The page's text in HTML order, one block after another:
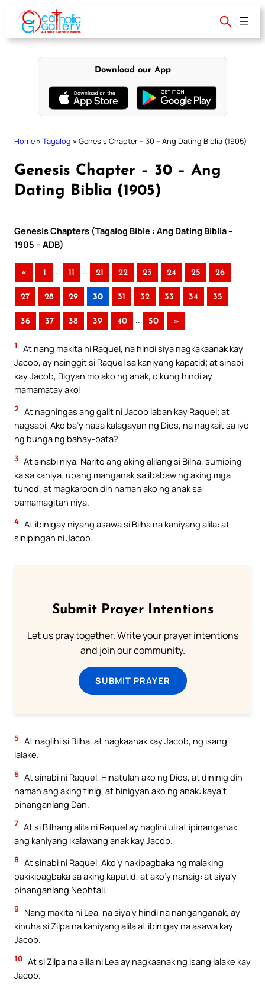
content
Download our App
Home » Tagalog » Genesis Chapter – 30 – Ang Dating Biblia (1905)
Genesis Chapter – 30 – Ang
Dating Biblia (1905)
Genesis Chapters (Tagalog Bible : Ang Dating Biblia –
1905 – ADB)
« 1 .. 11 .. 21 22 23 24 25 26
27 28 29 30 31 32 33 34 35
36 37 38 39 40 .. 50 »
1
At nang makita ni Raquel, na hindi siya nagkakaanak kay
Jacob, ay nainggit si Raquel sa kaniyang kapatid; at sinabi
kay Jacob, Bigyan mo ako ng anak, o kung hindi ay
mamamatay ako!
2 At nagningas ang galit ni Jacob laban kay Raquel; at
nagsabi, Ako ba’y nasa kalagayan ng Dios, na nagkait sa iyo
ng bunga ng bahay-bata?
3 At sinabi niya, Narito ang aking alilang si Bilha, sumiping
ka sa kaniya; upang manganak sa ibabaw ng aking mga
tuhod, at magkaroon din naman ako ng anak sa
pamamagitan niya.
4 At ibinigay niyang asawa si Bilha na kaniyang alila: at
sinipingan ni Jacob.
Submit Prayer Intentions
Let us pray together. Write your prayer intentions
and join our community.
SUBMIT PRAYER
5 At naglihi si Bilha, at nagkaanak kay Jacob, ng isang
lalake.
6 At sinabi ni Raquel, Hinatulan ako ng Dios, at dininig din
naman ang aking tinig, at binigyan ako ng anak: kaya’t
pinanganlang Dan.
7 At si Bilhang alila ni Raquel ay naglihi uli at ipinanganak
ang kaniyang ikalawang anak kay Jacob.
8 At sinabi ni Raquel, Ako’y nakipagbaka ng malaking
pakikipagbaka sa aking kapatid, at ako’y nanaig: at siya’y
pinanganlang Nephtali.
9
Nang makita ni Lea, na siya’y hindi na nanganganak, ay
kinuha si Zilpa na kaniyang alila at ibinigay na asawa kay
Jacob.
10 At si Zilpa na alila ni Lea ay nagkaanak ng isang lalake kay
Jacob.